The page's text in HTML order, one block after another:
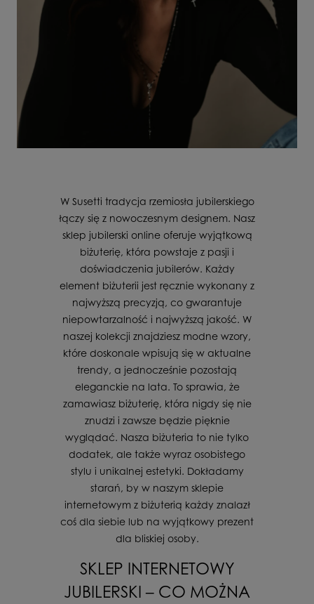
W Susetti tradycja rzemiosła jubilerskiego
łączy się z nowoczesnym designem. Nasz
sklep jubilerski online oferuje wyjątkową
biżuterię, która powstaje z pasji i
doświadczenia jubilerów. Każdy
element biżuterii jest ręcznie wykonany z
najwyższą precyzją, co gwarantuje
niepowtarzalność i najwyższą jakość. W
naszej kolekcji znajdziesz modne wzory,
które doskonale wpisują się w aktualne
trendy, a jednocześnie pozostają
eleganckie na lata. To sprawia, że
zamawiasz biżuterię, która nigdy się nie
znudzi i zawsze będzie pięknie
wyglądać. Nasza biżuteria to nie tylko
dodatek, ale także wyraz osobistego
stylu i unikalnej estetyki. Dokładamy
starań, by w naszym sklepie
internetowym z biżuterią każdy znalazł
coś dla siebie lub na wyjątkowy prezent
dla bliskiej osoby.
SKLEP INTERNETOWY
JUBILERSKI – CO MOŻNA